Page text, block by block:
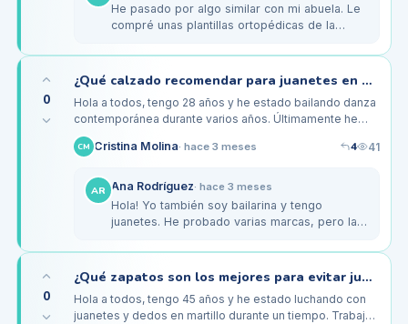
He pasado por algo similar con mi abuela. Le
compré unas plantillas ortopédicas de la
ayudado a reducir el dolor.…
0
¿Qué calzado recomendar para juanetes en mujeres jóvenes que bailan?
Hola a todos, tengo 28 años y he estado bailando danza
contemporánea durante varios años. Últimamente he
notado que mis juanetes se están volviendo más
prominentes y me duele…
CM Cristina Molina· hace 3 meses 4 41
AR Ana Rodríguez· hace 3 meses
Hola! Yo también soy bailarina y tengo
juanetes. He probado varias marcas, pero las
funcionado bien. Tienen un buen soporte…
0
¿Qué zapatos son los mejores para evitar juanetes y dedos en martillo en adultos?
Hola a todos, tengo 45 años y he estado luchando con
juanetes y dedos en martillo durante un tiempo. Trabajo